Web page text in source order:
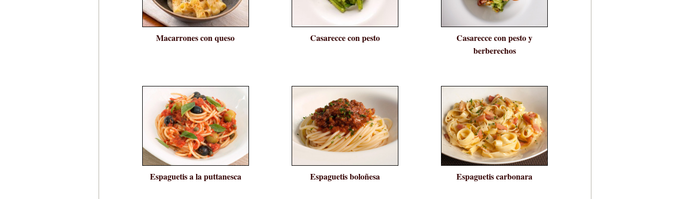
Macarrones con queso Casarecce con pesto
Casarecce con pesto y
berberechos
Espaguetis a la puttanesca Espaguetis boloñesa Espaguetis carbonara